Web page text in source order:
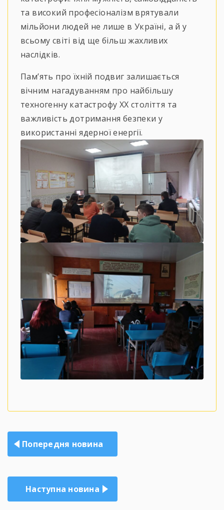
та високий професіоналізм врятували
мільйони людей не лише в Україні, а й у
всьому світі від ще більш жахливих
наслідків.
Пам’ять про їхній подвиг залишається
вічним нагадуванням про найбільшу
техногенну катастрофу XX століття та
важливість дотримання безпеки у
використанні ядерної енергії.
Навігація
записів
Попередня новина
Наступна новина